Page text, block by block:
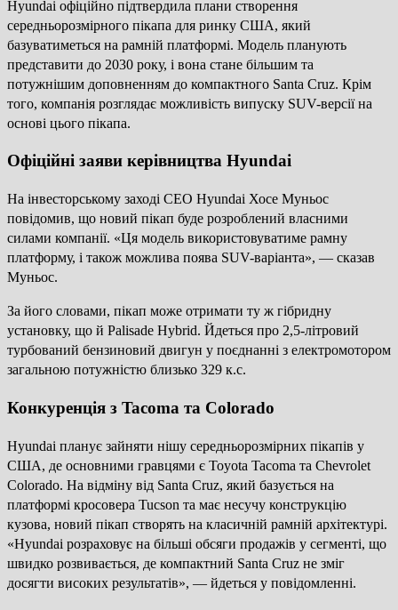
Hyundai офіційно підтвердила плани створення
середньорозмірного пікапа для ринку США, який
базуватиметься на рамній платформі. Модель планують
представити до 2030 року, і вона стане більшим та
потужнішим доповненням до компактного Santa Cruz. Крім
того, компанія розглядає можливість випуску SUV-версії на
основі цього пікапа.
Офіційні заяви керівництва Hyundai
На інвесторському заході CEO Hyundai Хосе Муньос
повідомив, що новий пікап буде розроблений власними
силами компанії. «Ця модель використовуватиме рамну
платформу, і також можлива поява SUV-варіанта», — сказав
Муньос.
За його словами, пікап може отримати ту ж гібридну
установку, що й Palisade Hybrid. Йдеться про 2,5-літровий
турбований бензиновий двигун у поєднанні з електромотором
загальною потужністю близько 329 к.с.
Конкуренція з Tacoma та Colorado
Hyundai планує зайняти нішу середньорозмірних пікапів у
США, де основними гравцями є Toyota Tacoma та Chevrolet
Colorado. На відміну від Santa Cruz, який базується на
платформі кросовера Tucson та має несучу конструкцію
кузова, новий пікап створять на класичній рамній архітектурі.
«Hyundai розраховує на більші обсяги продажів у сегменті, що
швидко розвивається, де компактний Santa Cruz не зміг
досягти високих результатів», — йдеться у повідомленні.